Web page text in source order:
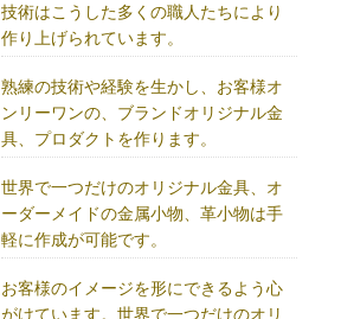
技術はこうした多くの職人たちにより
作り上げられています。
熟練の技術や経験を生かし、お客様オ
ンリーワンの、ブランドオリジナル金
具、プロダクトを作ります。
世界で一つだけのオリジナル金具、オ
ーダーメイドの金属小物、革小物は手
軽に作成が可能です。
お客様のイメージを形にできるよう心
がけています。世界で一つだけのオリ